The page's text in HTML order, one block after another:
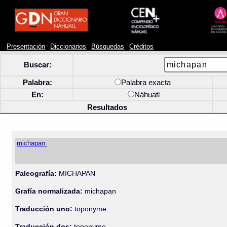
Presentación Diccionarios Búsquedas Créditos
Buscar:
Palabra:
Palabra exacta
En:
Náhuatl
Resultados
michapan
Paleografía: MICHAPAN
Grafía normalizada: michapan
Traducción uno: toponyme.